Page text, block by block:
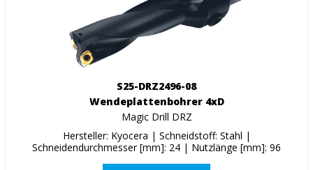
S25-DRZ2496-08
Wendeplattenbohrer 4xD
Magic Drill DRZ
Hersteller: Kyocera | Schneidstoff: Stahl |
Schneidendurchmesser [mm]: 24 | Nutzlänge [mm]: 96